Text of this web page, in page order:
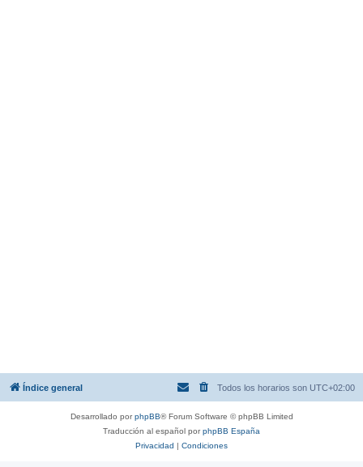
Índice general Todos los horarios son UTC+02:00
Desarrollado porphpBB® Forum Software © phpBB Limited
Traducción al español porphpBB España
Privacidad | Condiciones